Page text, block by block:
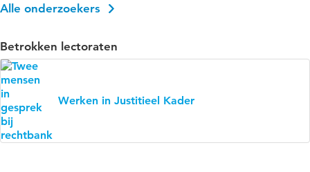
Alle onderzoekers
Betrokken lectoraten
Werken in Justitieel Kader